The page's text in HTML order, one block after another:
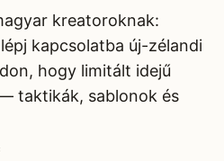
kreatoroknak:
kapcsolatba új-zélandi
hogy limitált idejű
taktikák, sablonok és